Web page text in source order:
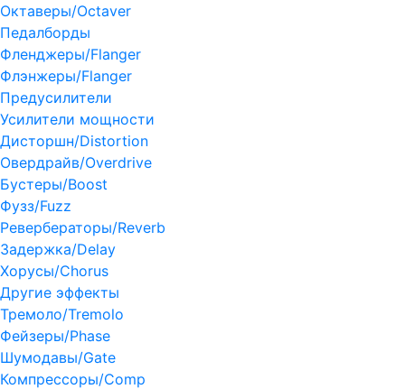
Октаверы/Octaver
Педалборды
Фленджеры/Flanger
Флэнжеры/Flanger
Предусилители
Усилители мощности
Дисторшн/Distortion
Овердрайв/Overdrive
Бустеры/Boost
Фузз/Fuzz
Ревербераторы/Reverb
Задержка/Delay
Хорусы/Chorus
Другие эффекты
Тремоло/Tremolo
Фейзеры/Phase
Шумодавы/Gate
Компрессоры/Comp